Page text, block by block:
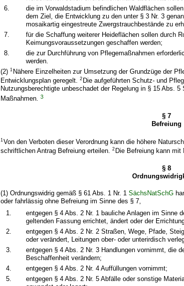
6.
die im Vorwaldstadium befindlichen Waldflächen
dem Ziel, die Entwicklung zu den unter § 3 Nr. 3
mosaikartig eingestreute Zwergstrauchbestände zu
7.
für die Schaffung weiterer Heideflächen sollen durch
Keimungsvoraussetzungen geschaffen werden;
8.
die zur Durchführung von Pflegemaßnahmen
werden.
(2)1 Nähere Einzelheiten zur Umsetzung der Grundzüge der
Entwicklungsplan geregelt.2 Die aufgeführten Schutz- und
Nutzungsberechtigte unbeschadet der Regelung in § 15 Abs.
Maßnahmen. 3
§ 7
Befreiung
1Von den Verboten dieser Verordnung kann die höhere
schriftlichen Antrag Befreiung erteilen.2 Die Befreiung kann mit
§ 8
(1) Ordnungswidrig gemäß § 61 Abs. 1 Nr. 1SächsNatSchG
oder fahrlässig ohne Befreiung im Sinne des § 7,
1.
entgegen § 4 Abs. 2 Nr. 1 bauliche Anlagen im Sinne
geltenden Fassung errichtet, ändert oder der
2.
entgegen § 4 Abs. 2 Nr. 2 Straßen, Wege, Pfade,
oder verändert, Leitungen ober- oder unterirdisch
3.
entgegen § 4 Abs. 2 Nr. 3 Handlungen vornimmt, die
Beschaffenheit verändern;
4.
entgegen § 4 Abs. 2 Nr. 4 Auffüllungen vornimmt;
5.
entgegen § 4 Abs. 2 Nr. 5 Abfälle oder sonstige